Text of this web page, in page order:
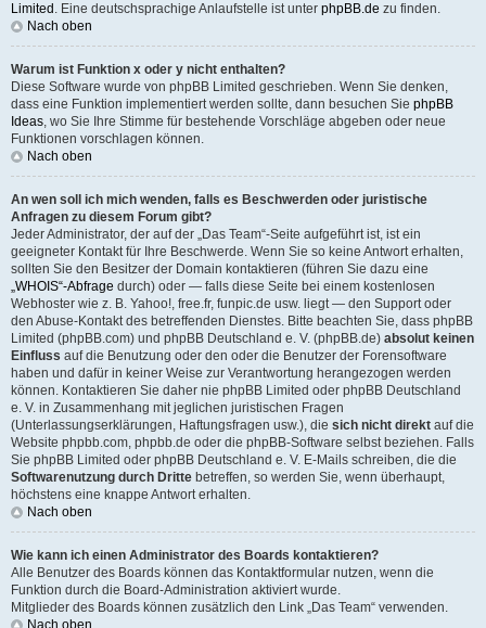
Limited . Eine deutschsprachige Anlaufstelle ist unter phpBB.de zu finden.
Nach oben
Warum ist Funktion x oder y nicht enthalten?
Diese Software wurde von phpBB Limited geschrieben. Wenn Sie denken,
dass eine Funktion implementiert werden sollte, dann besuchen Sie phpBB
Ideas, wo Sie Ihre Stimme für bestehende Vorschläge abgeben oder neue
Funktionen vorschlagen können.
Nach oben
An wen soll ich mich wenden, falls es Beschwerden oder juristische
Anfragen zu diesem Forum gibt?
Jeder Administrator, der auf der „Das Team“-Seite aufgeführt ist, ist ein
geeigneter Kontakt für Ihre Beschwerde. Wenn Sie so keine Antwort erhalten,
sollten Sie den Besitzer der Domain kontaktieren (führen Sie dazu eine
„WHOIS“-Abfrage durch) oder — falls diese Seite bei einem kostenlosen
Webhoster wie z. B. Yahoo!, free.fr, funpic.de usw. liegt — den Support oder
den Abuse-Kontakt des betreffenden Dienstes. Bitte beachten Sie, dass phpBB
Limited (phpBB.com) und phpBB Deutschland e. V. (phpBB.de) absolut keinen
Einfluss auf die Benutzung oder den oder die Benutzer der Forensoftware
haben und dafür in keiner Weise zur Verantwortung herangezogen werden
können. Kontaktieren Sie daher nie phpBB Limited oder phpBB Deutschland
e. V. in Zusammenhang mit jeglichen juristischen Fragen
(Unterlassungserklärungen, Haftungsfragen usw.), die sich nicht direkt auf die
Website phpbb.com, phpbb.de oder die phpBB-Software selbst beziehen. Falls
Sie phpBB Limited oder phpBB Deutschland e. V. E-Mails schreiben, die die
Softwarenutzung durch Dritte betreffen, so werden Sie, wenn überhaupt,
höchstens eine knappe Antwort erhalten.
Nach oben
Wie kann ich einen Administrator des Boards kontaktieren?
Alle Benutzer des Boards können das Kontaktformular nutzen, wenn die
Funktion durch die Board-Administration aktiviert wurde.
Mitglieder des Boards können zusätzlich den Link „Das Team“ verwenden.
Nach oben